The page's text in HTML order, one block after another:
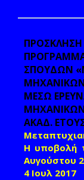
ΣΠΟΥΔΩΝ
ΜΗΧΑΝΙΚΩΝ
ΜΕΣΩ
ΜΗΧΑΝΙΚΩΝ
ΑΚΑΔ.
Η υποβολή
Αυγούστου
4 Ιουλ 2017